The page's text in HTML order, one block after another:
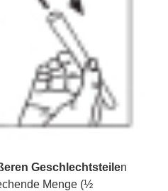
Geschlechtsteilen
Menge (½